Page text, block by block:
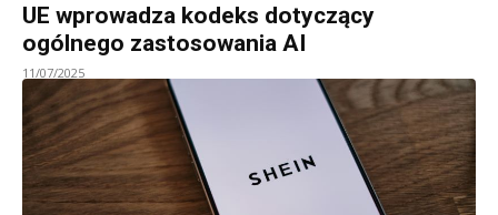
UE wprowadza kodeks dotyczący
ogólnego zastosowania AI
11/07/2025